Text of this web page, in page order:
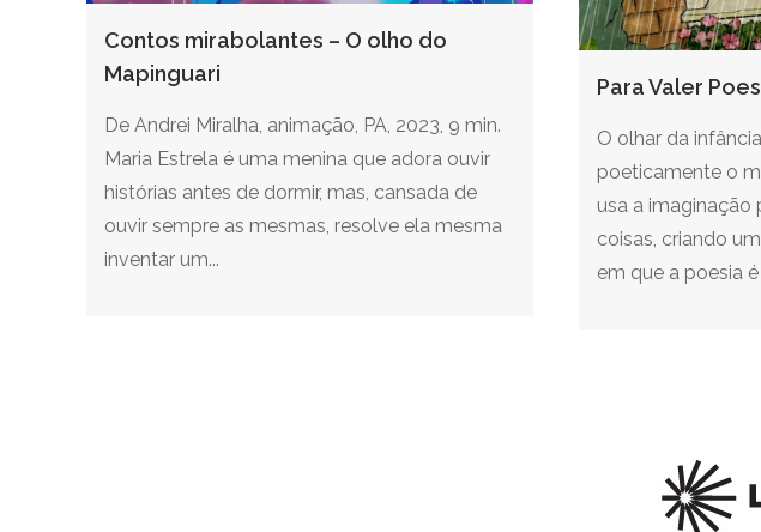
Contos mirabolantes – O olho do
Mapinguari
De Andrei Miralha, animação, PA, 2023, 9 min.
Maria Estrela é uma menina que adora ouvir
histórias antes de dormir, mas, cansada de
ouvir sempre as mesmas, resolve ela mesma
inventar um...
Para Valer
O olhar da
poeticamente o
usa a imaginação
coisas, criando
em que a poesia